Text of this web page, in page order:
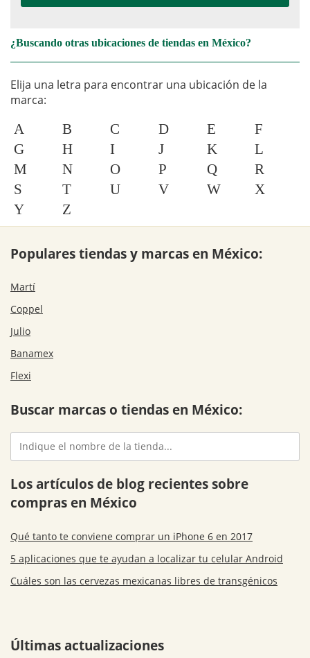
¿Buscando otras ubicaciones de tiendas en México?
Elija una letra para encontrar una ubicación de la
marca:
A B C D E
F
G
H I J K
L
M
N O P Q
R
S
T U V W
X
Y
Z
Populares tiendas y marcas en México:
Martí
Coppel
Julio
Banamex
Flexi
Buscar marcas o tiendas en México:
Los artículos de blog recientes sobre
compras en México
Qué tanto te conviene comprar un iPhone 6 en 2017
5 aplicaciones que te ayudan a localizar tu celular Android
Cuáles son las cervezas mexicanas libres de transgénicos
Últimas actualizaciones